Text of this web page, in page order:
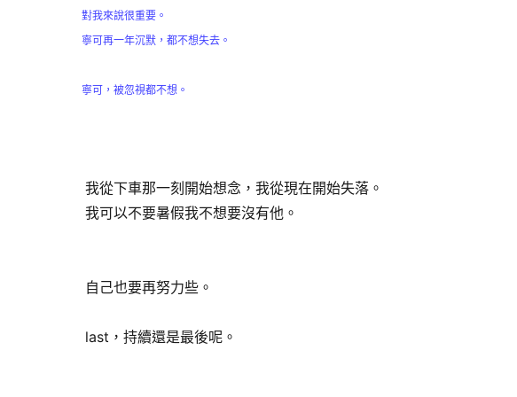
對我來說很重要。
寧可再一年沉默，都不想失去。
寧可，被忽視都不想。
我從下車那一刻開始想念，我從現在開始失落。
我可以不要暑假我不想要沒有他。
自己也要再努力些。
last，持續還是最後呢。